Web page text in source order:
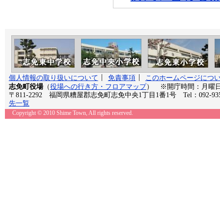
個人情報の取り扱いについて 免責事項
このホームページにつ
志免町役場（役場への行き方・フロアマップ） ※開庁時間：月曜日
〒811-2292 福岡県糟屋郡志免町志免中央1丁目1番1号 Tel：092-
先一覧
Copyright © 2010 Shime Town, All rights reserved.